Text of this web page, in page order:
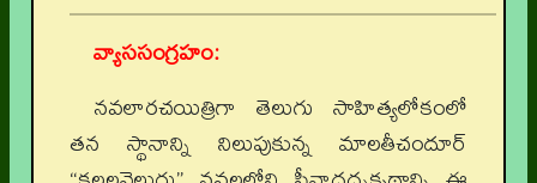
వ్యాససంగ్రహం:
నవలారచయిత్రిగా తెలుగు సాహిత్యలోకంలో
తన స్థానాన్ని నిలుపుకున్న మాలతీచందూర్